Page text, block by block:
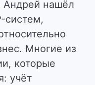
Андрей нашёл
систем,
Многие из
которые
учёт